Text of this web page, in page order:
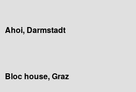
Ahoi, Darmstadt
Bloc house, Graz